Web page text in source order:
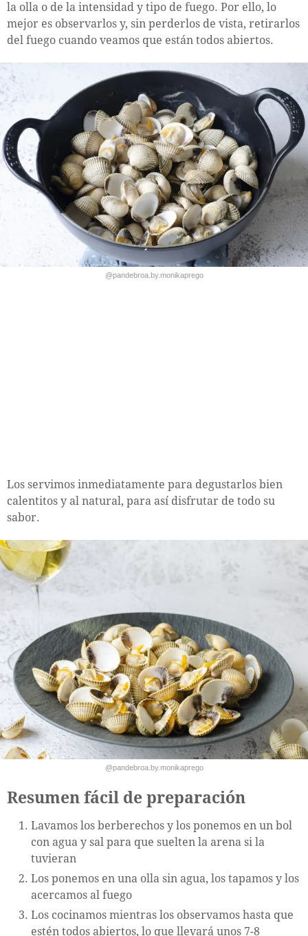
la olla o de la intensidad y tipo de fuego. Por ello, lo
mejor es observarlos y, sin perderlos de vista, retirarlos
del fuego cuando veamos que están todos abiertos.
@pandebroa.by.monikaprego
Los servimos inmediatamente para degustarlos bien
calentitos y al natural, para así disfrutar de todo su
sabor.
@pandebroa.by.monikaprego
Resumen fácil de preparación
Lavamos los berberechos y los ponemos en un bol
con agua y sal para que suelten la arena si la
tuvieran
Los ponemos en una olla sin agua, los tapamos y los
acercamos al fuego
Los cocinamos mientras los observamos hasta que
estén todos abiertos, lo que llevará unos 7-8